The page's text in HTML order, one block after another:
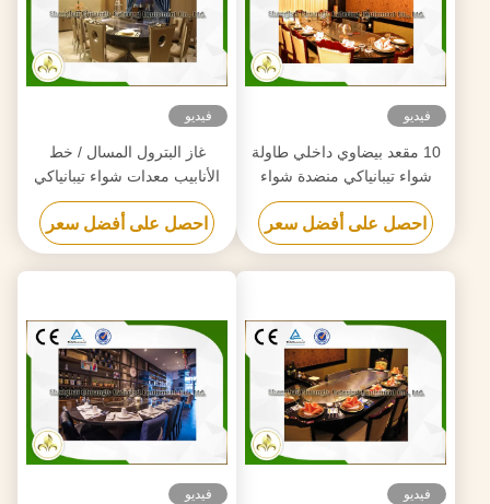
فيديو
10 مقعد بيضاوي داخلي طاولة
شواء تيبانياكي منضدة شواء
يابانية التكوين الأساسي
احصل على أفضل سعر
فيديو
غاز البترول المسال / خط
الأنابيب معدات شواء تيبانياكي
داخلي مع مستخرج الهواء
احصل على أفضل سعر
فيديو فيديو